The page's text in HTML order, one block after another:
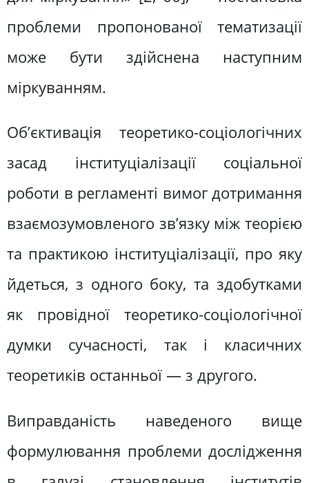
проблеми пропонованої тематизації
може бути здійснена наступним
міркуванням.
Об’єктивація теоретико-соціологічних
засад інституціалізації соціальної
роботи в регламенті вимог дотримання
взаємозумовленого зв’язку між теорією
та практикою інституціалізації, про яку
йдеться, з одного боку, та здобутками
як провідної теоретико-соціологічної
думки сучасності, так і класичних
теоретиків останньої — з другого.
Виправданість наведеного вище
формулювання проблеми дослідження